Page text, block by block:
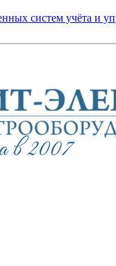
систем учёта и